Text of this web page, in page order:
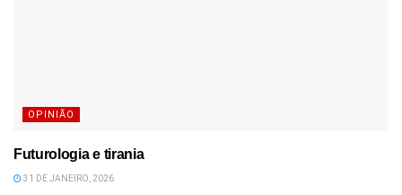
OPINIÃO
Futurologia e tirania
31 DE JANEIRO, 2026